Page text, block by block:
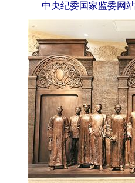
中央纪委国家监委网